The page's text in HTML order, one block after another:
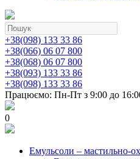
+38(098) 133 33 86
+38(066) 06 07 800
+38(068) 06 07 800
+38(093) 133 33 86
+38(098) 133 33 86
Працюємо: Пн-Пт з 9:00 до
0
Емульсоли – мастильно-